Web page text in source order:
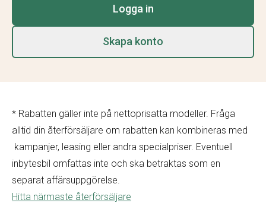
Logga in
Skapa konto
* Rabatten gäller inte på nettoprisatta modeller. Fråga
alltid din återförsäljare om rabatten kan kombineras med
kampanjer, leasing eller andra specialpriser. Eventuell
inbytesbil omfattas inte och ska betraktas som en
separat affärsuppgörelse.
Hitta närmaste återförsäljare